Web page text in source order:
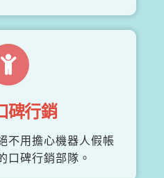
碑行銷
不用擔心機器人假帳
口碑行銷部隊。